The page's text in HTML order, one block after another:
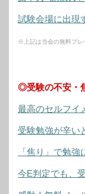
試験会場に出現
※上記は当会の無料プレ
◎受験の不安・
最高のセルフイ
受験勉強が辛い
「焦り」で勉
今E判定でも、